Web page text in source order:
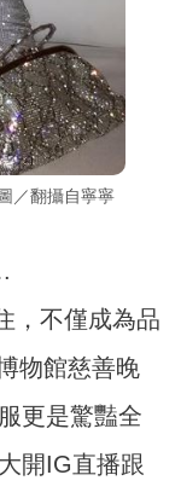
／翻攝自寧寧
，不僅成為品
物館慈善晚
更是驚豔全
開IG直播跟